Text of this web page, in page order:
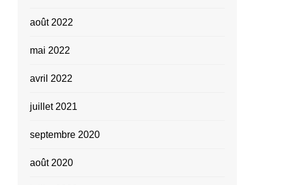
août 2022
mai 2022
avril 2022
juillet 2021
septembre 2020
août 2020